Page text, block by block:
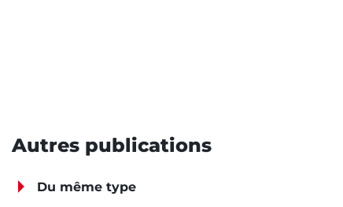
Autres publications
Du même type